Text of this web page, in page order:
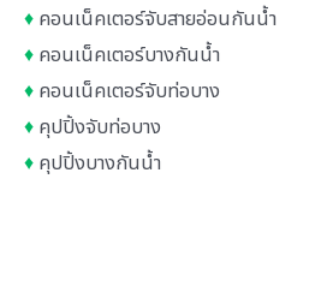
♦ คอนเน็คเตอร์จับสายอ่อนกันน้ำ
♦ คอนเน็คเตอร์บางกันน้ำ
♦ คอนเน็คเตอร์จับท่อบาง
♦ คุปปิ้งจับท่อบาง
♦ คุปปิ้งบางกันน้ำ